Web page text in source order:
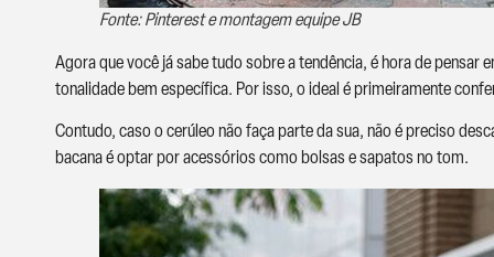
Fonte: Pinterest e montagem equipe JB
Agora que você já sabe tudo sobre a tendência, é hora de
tonalidade bem específica. Por isso, o ideal é primeiramente
Contudo, caso o cerúleo não faça parte da sua, não é preciso
bacana é optar por acessórios como bolsas e sapatos no tom.